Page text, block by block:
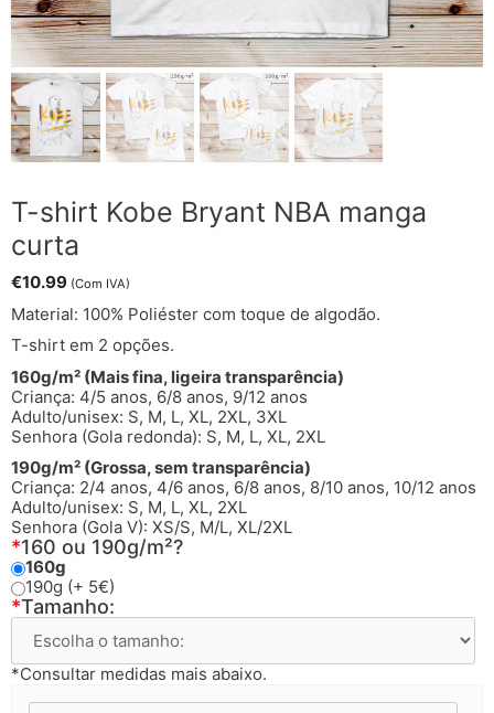
T-shirt Kobe Bryant NBA manga
curta
€10.99 (Com IVA)
Material: 100% Poliéster com toque de algodão.
*160 ou 190g/m²?
T-shirt em 2 opções.
160g/m² (Mais fina, ligeira transparência)
Criança: 4/5 anos, 6/8 anos, 9/12 anos
Adulto/unisex: S, M, L, XL, 2XL, 3XL
Senhora (Gola redonda): S, M, L, XL, 2XL
190g/m² (Grossa, sem transparência)
Criança: 2/4 anos, 4/6 anos, 6/8 anos, 8/10 anos, 10/12 anos
Adulto/unisex: S, M, L, XL, 2XL
Senhora (Gola V): XS/S, M/L, XL/2XL
160g
190g (+ 5€)
*Tamanho:
*Consultar medidas mais abaixo.